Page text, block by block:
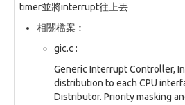
timer並將interrupt往上丟
相關檔案︰
gic.c :
Generic Interrupt Controller,
distribution to each CPU
Distributor. Priority masking